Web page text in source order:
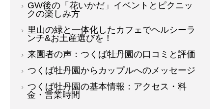
GW後の「花いかだ」イベントとピクニッ
クの楽しみ方
里山の緑と一体化したカフェでヘルシーラ
ンチ&お土産選びを！
来園者の声：つくば牡丹園の口コミと評価
つくば牡丹園からカップルへのメッセージ
つくば牡丹園の基本情報：アクセス・料
金・営業時間